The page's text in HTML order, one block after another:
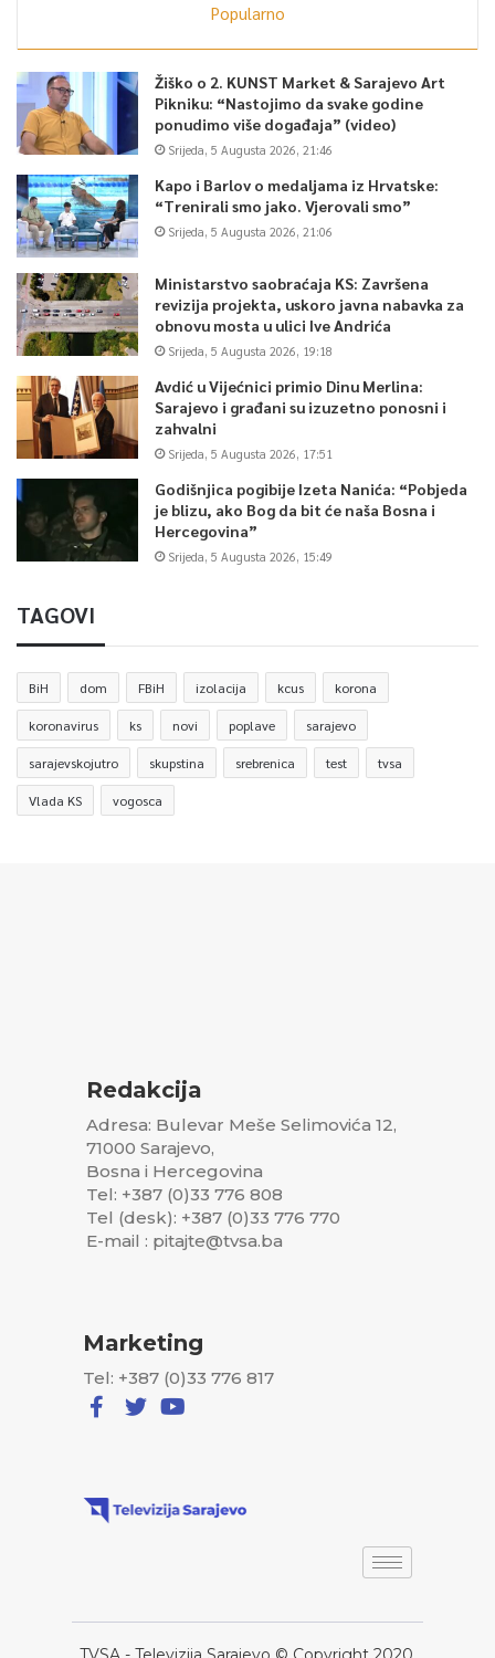
Popularno
Žiško o 2. KUNST Market & Sarajevo Art
Pikniku: “Nastojimo da svake godine
ponudimo više događaja” (video)
Srijeda, 5 Augusta 2026, 21:46
Kapo i Barlov o medaljama iz Hrvatske:
“Trenirali smo jako. Vjerovali smo”
Srijeda, 5 Augusta 2026, 21:06
Ministarstvo saobraćaja KS: Završena
revizija projekta, uskoro javna nabavka za
obnovu mosta u ulici Ive Andrića
Srijeda, 5 Augusta 2026, 19:18
Avdić u Vijećnici primio Dinu Merlina:
Sarajevo i građani su izuzetno ponosni i
zahvalni
Srijeda, 5 Augusta 2026, 17:51
Godišnjica pogibije Izeta Nanića: “Pobjeda
je blizu, ako Bog da bit će naša Bosna i
Hercegovina”
Srijeda, 5 Augusta 2026, 15:49
TAGOVI
BiH dom FBiH izolacija kcus korona
koronavirus ks novi poplave sarajevo
sarajevskojutro skupstina srebrenica test tvsa
Vlada KS vogosca
Redakcija
Adresa: Bulevar Meše Selimovića 12,
71000 Sarajevo,
Bosna i Hercegovina
Tel: +387 (0)33 776 808
Tel (desk): +387 (0)33 776 770
E-mail : pitajte@tvsa.ba
Marketing
Tel: +387 (0)33 776 817